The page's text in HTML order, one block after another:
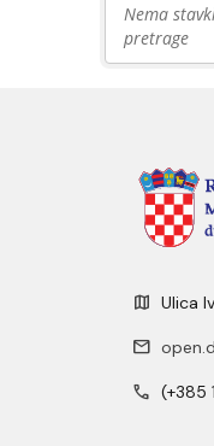
Nema
pretrage